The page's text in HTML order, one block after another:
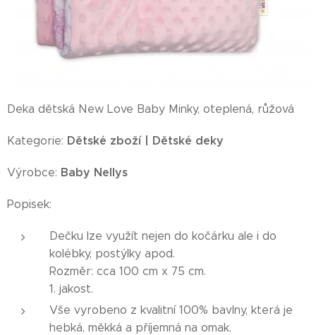
Deka dětská New Love Baby Minky, oteplená, růžová
Kategorie: Dětské zboží | Dětské deky
Výrobce: Baby Nellys
Popisek:
Dečku lze využít nejen do kočárku ale i do
kolébky, postýlky apod.
Rozměr: cca 100 cm x 75 cm.
1. jakost.
Vše vyrobeno z kvalitní 100% bavlny, která je
hebká, měkká a příjemná na omak.